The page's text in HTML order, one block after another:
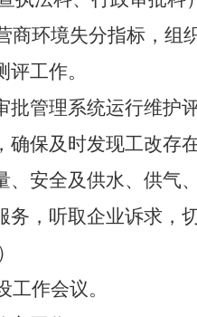
商环境失分指标，组
评工作。
管理系统运行维护
确保及时发现工改存
、安全及供水、供气
务，听取企业诉求，
工作会议。